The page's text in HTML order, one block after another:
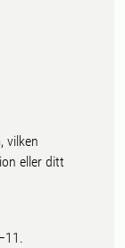
vilken
eller ditt